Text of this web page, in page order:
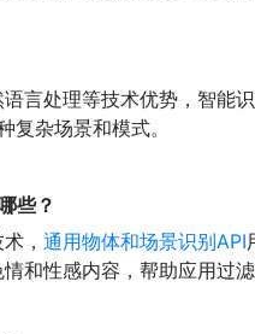
言处理等技术优势，智能
复杂场景和模式。
些？
， 通用物体和场景识别API
和性感内容，帮助应用过